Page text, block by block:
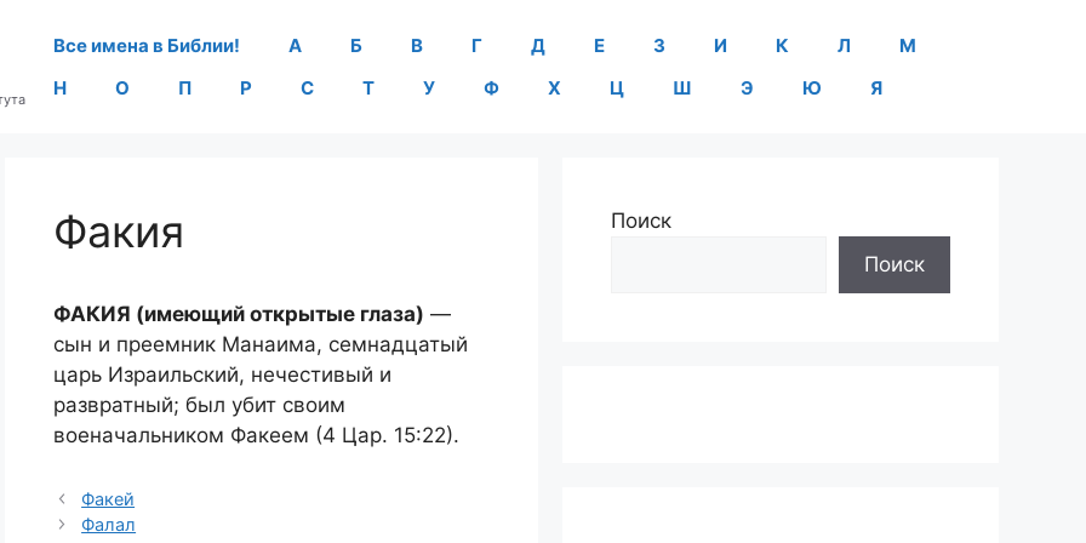
Все имена в Библии! А Б В Г Д Е З И К Л
М
Н
О П Р С Т У Ф Х Ц Ш Э Ю Я
Факия
ФАКИЯ (имеющий открытые глаза) —
сын и преемник Манаима, семнадцатый
царь Израильский, нечестивый и
развратный; был убит своим
военачальником Факеем (4 Цар. 15:22).
Факей
Фалал
Поиск
Поиск